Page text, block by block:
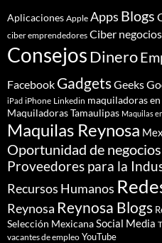
Aplicaciones Apple Apps Blogs
ciber emprendedores Ciber negocios
ConsejosDinero
Facebook GadgetsGeeks
iPad iPhone Linkedin maquiladoras en
Maquiladoras Tamaulipas Maquilas
Maquilas Reynosa
Oportunidad de negocios
Proveedores para la
Recursos Humanos
Reynosa Reynosa Blogs
Selección MexicanaSocial Media
vacantes de empleo YouTube